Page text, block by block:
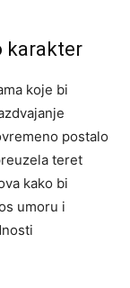
karakter
koje bi
postalo
teret
kako bi
umoru i